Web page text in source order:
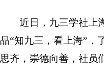
近日，九三学社上
品“知九三，看上海”，
思齐，崇德向善，社员